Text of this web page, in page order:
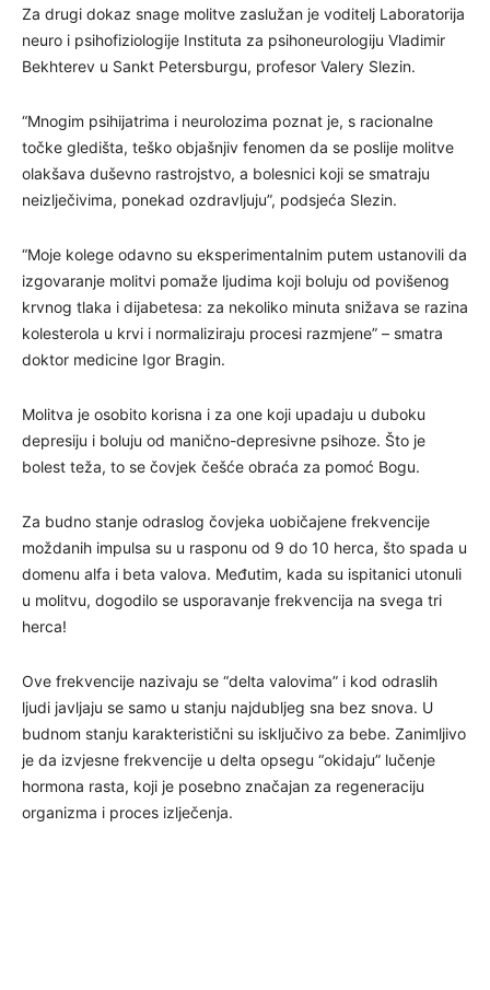
Za drugi dokaz snage molitve zaslužan je voditelj Laboratorija
neuro i psihofiziologije Instituta za psihoneurologiju Vladimir
Bekhterev u Sankt Petersburgu, profesor Valery Slezin.
“Mnogim psihijatrima i neurolozima poznat je, s racionalne
točke gledišta, teško objašnjiv fenomen da se poslije molitve
olakšava duševno rastrojstvo, a bolesnici koji se smatraju
neizlječivima, ponekad ozdravljuju”, podsjeća Slezin.
“Moje kolege odavno su eksperimentalnim putem ustanovili da
izgovaranje molitvi pomaže ljudima koji boluju od povišenog
krvnog tlaka i dijabetesa: za nekoliko minuta snižava se razina
kolesterola u krvi i normaliziraju procesi razmjene” – smatra
doktor medicine Igor Bragin.
Molitva je osobito korisna i za one koji upadaju u duboku
depresiju i boluju od manično-depresivne psihoze. Što je
bolest teža, to se čovjek češće obraća za pomoć Bogu.
Za budno stanje odraslog čovjeka uobičajene frekvencije
moždanih impulsa su u rasponu od 9 do 10 herca, što spada u
domenu alfa i beta valova. Međutim, kada su ispitanici utonuli
u molitvu, dogodilo se usporavanje frekvencija na svega tri
herca!
Ove frekvencije nazivaju se “delta valovima” i kod odraslih
ljudi javljaju se samo u stanju najdubljeg sna bez snova. U
budnom stanju karakteristični su isključivo za bebe. Zanimljivo
je da izvjesne frekvencije u delta opsegu “okidaju” lučenje
hormona rasta, koji je posebno značajan za regeneraciju
organizma i proces izlječenja.